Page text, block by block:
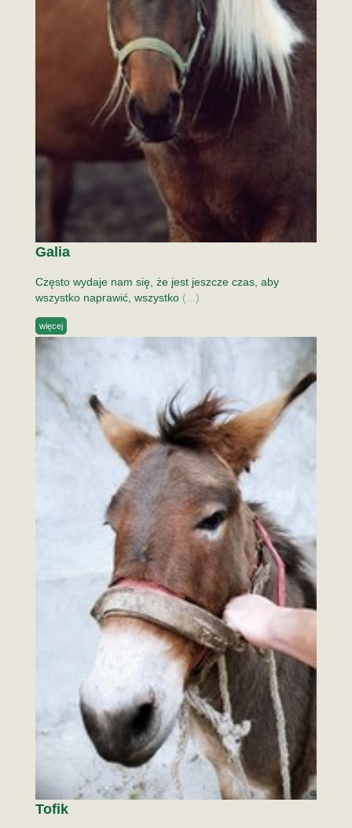
Galia
Często wydaje nam się, że jest jeszcze czas, aby
wszystko naprawić, wszystko (...)
więcej
Tofik